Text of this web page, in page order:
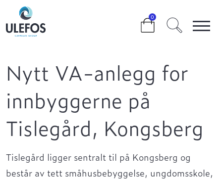
0
NYTT VA-ANLEGG FOR INNBYGGERNE PÅ TISLEGÅRD,
KONGSBERG
Nytt VA-anlegg for
innbyggerne på
Tislegård, Kongsberg
Tislegård ligger sentralt til på Kongsberg og
består av tett småhusbebyggelse, ungdomsskole,